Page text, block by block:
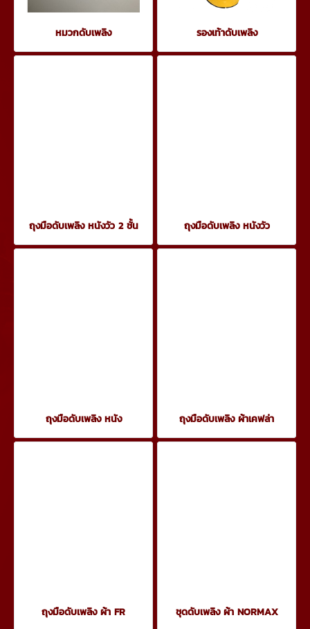
หมวกดับเพลิง รองเท้าดับเพลิง
ถุงมือดับเพลิง หนังวัว 2 ชั้น ถุงมือดับเพลิง หนังวัว
ถุงมือดับเพลิง หนัง ถุงมือดับเพลิง ผ้าเคฟล่า
ถุงมือดับเพลิง ผ้า FR ชุดดับเพลิง ผ้า NORMAX